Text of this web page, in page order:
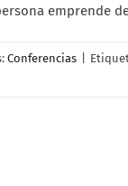
emprende
Conferencias